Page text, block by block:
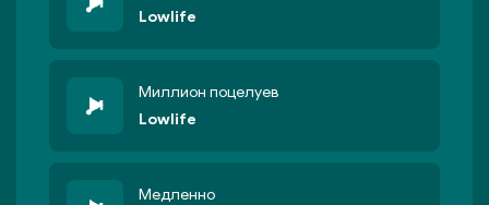
Lowlife
Миллион поцелуев
Lowlife
Медленно